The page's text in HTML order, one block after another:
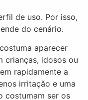
de uso. Por isso,
do cenário.
aparecer
crianças, idosos ou
rapidamente a
irritação e uma
costumam ser os